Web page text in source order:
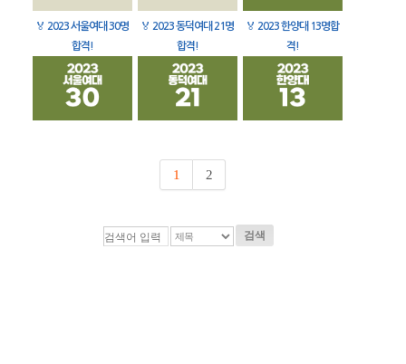
🏅 2023 서울여대 30명
합격!
🏅 2023 동덕여대 21명
합격!
🏅 2023 한양대 13명합
격!
1 2
검색